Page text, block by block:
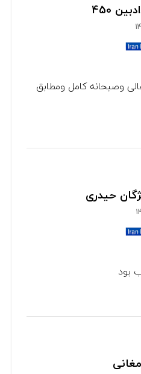
450
وصبحانه کامل ومطابق
حیدری
بود